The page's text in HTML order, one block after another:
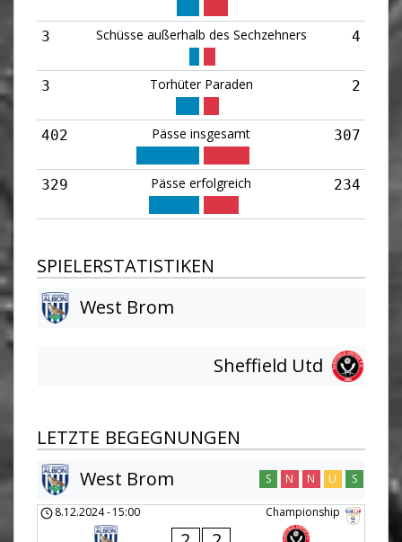
3 Schüsse außerhalb des Sechzehners 4
3 Torhüter Paraden 2
402 Pässe insgesamt 307
329 Pässe erfolgreich 234
SPIELERSTATISTIKEN
West Brom
Sheffield Utd
LETZTE BEGEGNUNGEN
West Brom
S N N U S
Championship
8.12.2024-15:00